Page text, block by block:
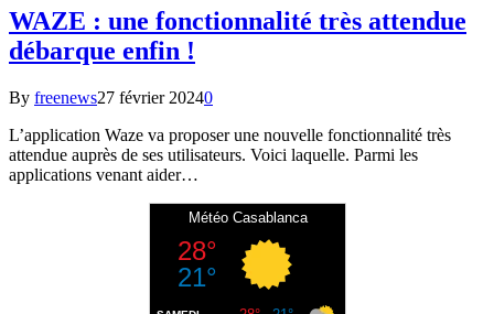
WAZE : une fonctionnalité très attendue
débarque enfin !
By freenews27 février 20240
L’application Waze va proposer une nouvelle fonctionnalité très
attendue auprès de ses utilisateurs. Voici laquelle. Parmi les
applications venant aider…